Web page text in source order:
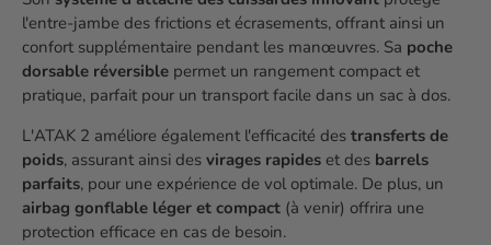
l'entre-jambe des frictions et écrasements, offrant ainsi un
confort supplémentaire pendant les manœuvres. Sa poche
dorsable réversible permet un rangement compact et
pratique, parfait pour un transport facile dans un sac à dos.
L'ATAK 2 améliore également l'efficacité des transferts de
poids, assurant ainsi des virages rapides et des barrels
parfaits, pour une expérience de vol optimale. De plus, un
airbag gonflable léger et compact (à venir) offrira une
protection efficace en cas de besoin.